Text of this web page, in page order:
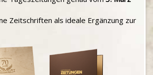
Zeitschriften als ideale Ergänzung zur